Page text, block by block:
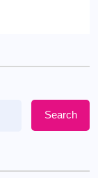
Search